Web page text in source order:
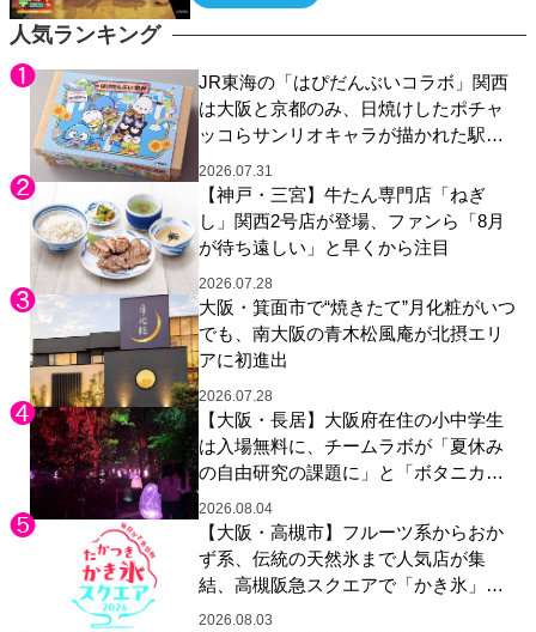
人気ランキング
JR東海の「はぴだんぶいコラボ」関西
は大阪と京都のみ、日焼けしたポチャ
ッコらサンリオキャラが描かれた駅弁
やグッズが登場
2026.07.31
【神戸・三宮】牛たん専門店「ねぎ
し」関西2号店が登場、ファンら「8月
が待ち遠しい」と早くから注目
2026.07.28
大阪・箕面市で“焼きたて”月化粧がいつ
でも、南大阪の青木松風庵が北摂エリ
アに初進出
2026.07.28
【大阪・長居】大阪府在住の小中学生
は入場無料に、チームラボが「夏休み
の自由研究の課題に」と「ボタニカル
ガーデン 大阪」へ招待
2026.08.04
【大阪・高槻市】フルーツ系からおか
ず系、伝統の天然氷まで人気店が集
結、高槻阪急スクエアで「かき氷」祭
り
2026.08.03